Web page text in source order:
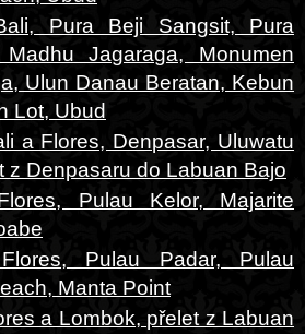
Pura Beji Sangsit, Pura
Jagaraga, Monumen
Ulun Danau Beratan, Kebun
Lot, Ubud
a Flores, Denpasar, Uluwatu
z Denpasaru do Labuan Bajo
Pulau Kelor, Majarite
Pulau Padar, Pulau
Manta Point
a Lombok, přelet z Labuan